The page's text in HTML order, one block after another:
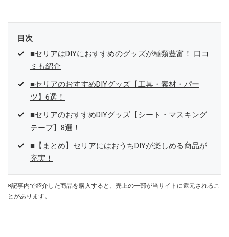
目次
■セリアはDIYにおすすめのグッズが種類豊富！ 口コ
ミも紹介
■セリアのおすすめDIYグッズ【工具・素材・パー
ツ】6選！
■セリアのおすすめDIYグッズ【シート・マスキング
テープ】8選！
■【まとめ】セリアにはおうちDIYが楽しめる商品が
充実！
※記事内で紹介した商品を購入すると、売上の一部が当サイトに還元されるこ
とがあります。